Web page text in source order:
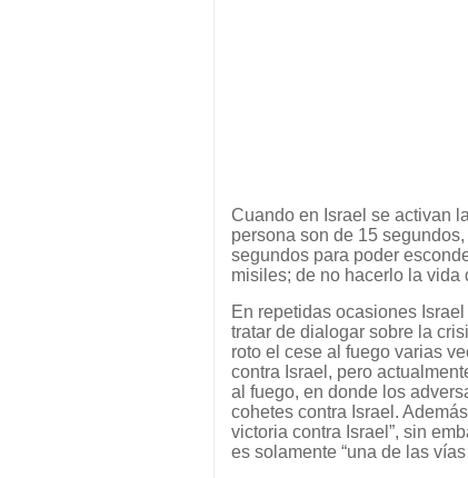
Cuando en Israel se activan
persona son de 15
segundos para poder
misiles; de no hacerlo la vida
En repetidas ocasiones
tratar de dialogar sobre la
roto el cese al fuego varias
contra Israel, pero
al fuego, en donde los
cohetes contra Israel.
victoria contra Israel”, sin
es solamente “una de las